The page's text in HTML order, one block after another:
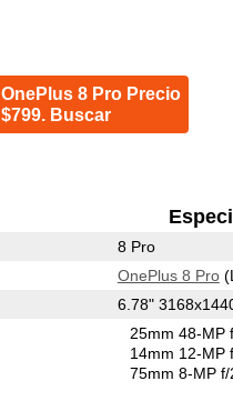
OnePlus 8 Pro Precio
$799. Buscar
8 Pro
OnePlus 8 Pro
6.78"
25mm 48-MP
14mm 12-MP
75mm 8-MP